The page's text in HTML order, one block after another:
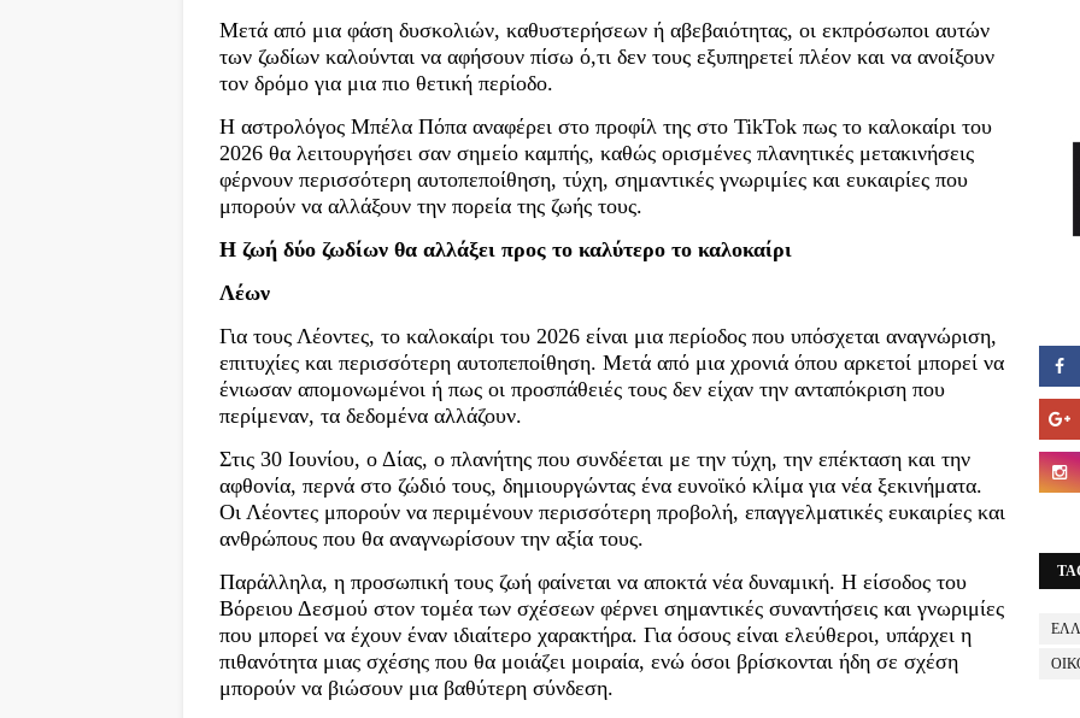
Μετά από μια φάση δυσκολιών, καθυστερήσεων ή αβεβαιότητας, οι εκπρόσωποι αυτών
των ζωδίων καλούνται να αφήσουν πίσω ό,τι δεν τους εξυπηρετεί πλέον και να ανοίξουν
τον δρόμο για μια πιο θετική περίοδο.
Η αστρολόγος Μπέλα Πόπα αναφέρει στο προφίλ της στο TikTok πως το καλοκαίρι του
2026 θα λειτουργήσει σαν σημείο καμπής, καθώς ορισμένες πλανητικές μετακινήσεις
φέρνουν περισσότερη αυτοπεποίθηση, τύχη, σημαντικές γνωριμίες και ευκαιρίες που
μπορούν να αλλάξουν την πορεία της ζωής τους.
Η ζωή δύο ζωδίων θα αλλάξει προς το καλύτερο το καλοκαίρι
Λέων
Για τους Λέοντες, το καλοκαίρι του 2026 είναι μια περίοδος που υπόσχεται αναγνώριση,
επιτυχίες και περισσότερη αυτοπεποίθηση. Μετά από μια χρονιά όπου αρκετοί μπορεί να
ένιωσαν απομονωμένοι ή πως οι προσπάθειές τους δεν είχαν την ανταπόκριση που
περίμεναν, τα δεδομένα αλλάζουν.
Στις 30 Ιουνίου, ο Δίας, ο πλανήτης που συνδέεται με την τύχη, την επέκταση και την
αφθονία, περνά στο ζώδιό τους, δημιουργώντας ένα ευνοϊκό κλίμα για νέα ξεκινήματα.
Οι Λέοντες μπορούν να περιμένουν περισσότερη προβολή, επαγγελματικές ευκαιρίες και
ανθρώπους που θα αναγνωρίσουν την αξία τους.
Παράλληλα, η προσωπική τους ζωή φαίνεται να αποκτά νέα δυναμική. Η είσοδος του
Βόρειου Δεσμού στον τομέα των σχέσεων φέρνει σημαντικές συναντήσεις και γνωριμίες
που μπορεί να έχουν έναν ιδιαίτερο χαρακτήρα. Για όσους είναι ελεύθεροι, υπάρχει η
πιθανότητα μιας σχέσης που θα μοιάζει μοιραία, ενώ όσοι βρίσκονται ήδη σε σχέση
μπορούν να βιώσουν μια βαθύτερη σύνδεση.